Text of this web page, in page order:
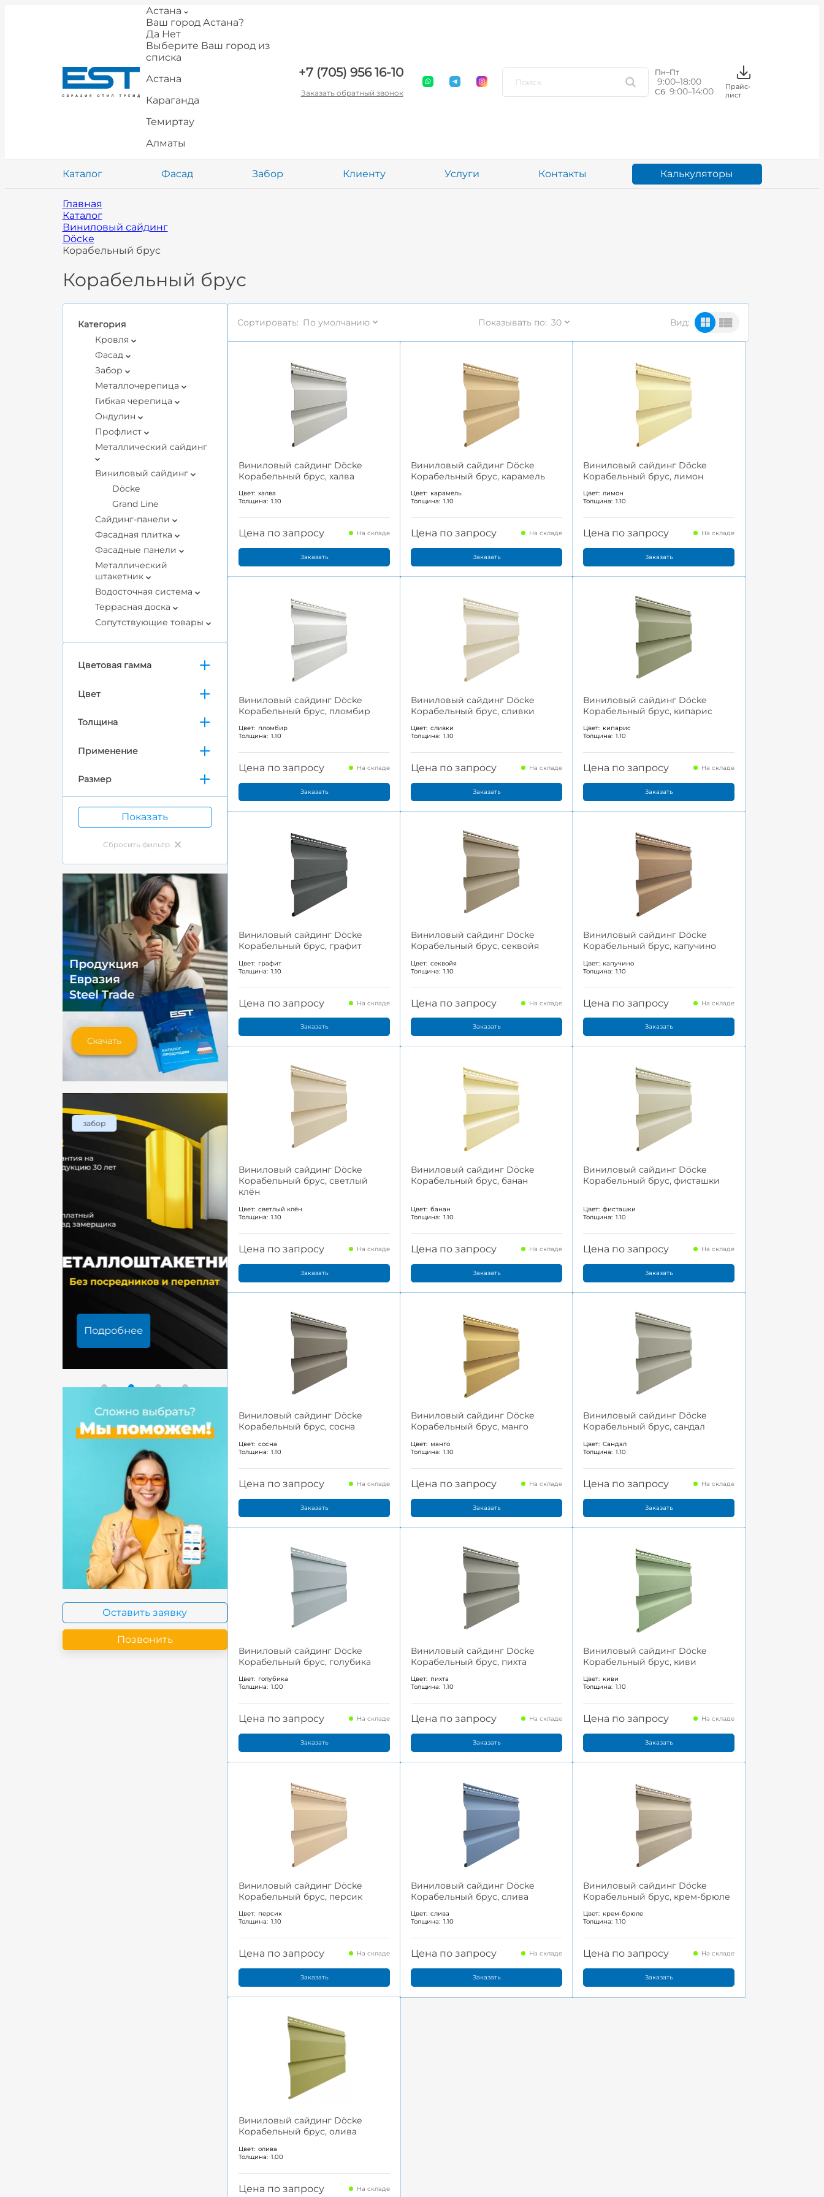
Астана
Ваш город Астана?
Да Нет
Выберите Ваш город из
списка
Астана
Караганда
Темиртау
Алматы
+7 (705) 956 16-10
Заказать обратный звонок
Пн–Пт
9:00–18:00
Сб 9:00–14:00
Прайс-
лист
Каталог Фасад Забор Клиенту Услуги Контакты Калькуляторы
Главная
Каталог
Виниловый сайдинг
Döcke
Корабельный брус
Корабельный брус
Категория
Кровля
Фасад
Забор
Металлочерепица
Гибкая черепица
Ондулин
Профлист
Металлический сайдинг
Виниловый сайдинг
Döcke
Grand Line
Сайдинг-панели
Фасадная плитка
Фасадные панели
Металлический
штакетник
Водосточная система
Террасная доска
Сопутствующие товары
Цветовая гамма
Цвет
Толщина
Применение
Размер
забор
Подробнее Подробнее Подробнее
Оставить заявку
Позвонить
Сортировать: По умолчанию Показывать по: 30 Вид:
Виниловый сайдинг Döcke
Корабельный брус, халва
Цвет: халва
Толщина: 1.10
Цена по запросу На складе
Заказать
Виниловый сайдинг Döcke
Корабельный брус, карамель
Цвет: карамель
Толщина: 1.10
Цена по запросу На складе
Заказать
Виниловый сайдинг Döcke
Корабельный брус, лимон
Цвет: лимон
Толщина: 1.10
Цена по запросу На складе
Заказать
Виниловый сайдинг Döcke
Корабельный брус, пломбир
Цвет: пломбир
Толщина: 1.10
Цена по запросу На складе
Заказать
Виниловый сайдинг Döcke
Корабельный брус, сливки
Цвет: сливки
Толщина: 1.10
Цена по запросу На складе
Заказать
Виниловый сайдинг Döcke
Корабельный брус, кипарис
Цвет: кипарис
Толщина: 1.10
Цена по запросу На складе
Заказать
Виниловый сайдинг Döcke
Корабельный брус, графит
Цвет: графит
Толщина: 1.10
Цена по запросу На складе
Заказать
Виниловый сайдинг Döcke
Корабельный брус, секвойя
Цвет: секвойя
Толщина: 1.10
Цена по запросу На складе
Заказать
Виниловый сайдинг Döcke
Корабельный брус, капучино
Цвет: капучино
Толщина: 1.10
Цена по запросу На складе
Заказать
Виниловый сайдинг Döcke
Корабельный брус, светлый
клён
Цвет: светлый клён
Толщина: 1.10
Цена по запросу На складе
Заказать
Виниловый сайдинг Döcke
Корабельный брус, банан
Цвет: банан
Толщина: 1.10
Цена по запросу На складе
Заказать
Виниловый сайдинг Döcke
Корабельный брус, фисташки
Цвет: фисташки
Толщина: 1.10
Цена по запросу На складе
Заказать
Виниловый сайдинг Döcke
Корабельный брус, сосна
Цвет: сосна
Толщина: 1.10
Цена по запросу На складе
Заказать
Виниловый сайдинг Döcke
Корабельный брус, манго
Цвет: манго
Толщина: 1.10
Цена по запросу На складе
Заказать
Виниловый сайдинг Döcke
Корабельный брус, сандал
Цвет: Сандал
Толщина: 1.10
Цена по запросу На складе
Заказать
Виниловый сайдинг Döcke
Корабельный брус, голубика
Цвет: голубика
Толщина: 1.00
Цена по запросу На складе
Заказать
Виниловый сайдинг Döcke
Корабельный брус, пихта
Цвет: пихта
Толщина: 1.10
Цена по запросу На складе
Заказать
Виниловый сайдинг Döcke
Корабельный брус, киви
Цвет: киви
Толщина: 1.10
Цена по запросу На складе
Заказать
Виниловый сайдинг Döcke
Корабельный брус, персик
Цвет: персик
Толщина: 1.10
Цена по запросу На складе
Заказать
Виниловый сайдинг Döcke
Корабельный брус, слива
Цвет: слива
Толщина: 1.10
Цена по запросу На складе
Заказать
Виниловый сайдинг Döcke
Корабельный брус, крем-брюле
Цвет: крем-брюле
Толщина: 1.10
Цена по запросу На складе
Заказать
Виниловый сайдинг Döcke
Корабельный брус, олива
Цвет: олива
Толщина: 1.00
Цена по запросу На складе